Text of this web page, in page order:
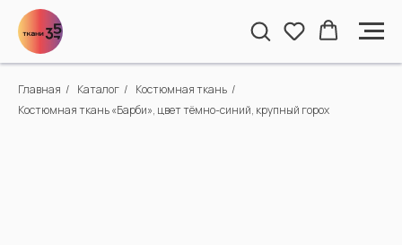
Главная / Каталог / Костюмная ткань /
Костюмная ткань «Барби», цвет тёмно-синий, крупный горох